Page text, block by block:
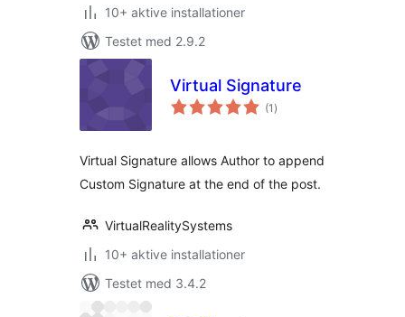
10+ aktive installationer
Testet med 2.9.2
Virtual Signature
(1 totale
bedømmelser
)
Virtual Signature allows Author to append
Custom Signature at the end of the post.
VirtualRealitySystems
10+ aktive installationer
Testet med 3.4.2